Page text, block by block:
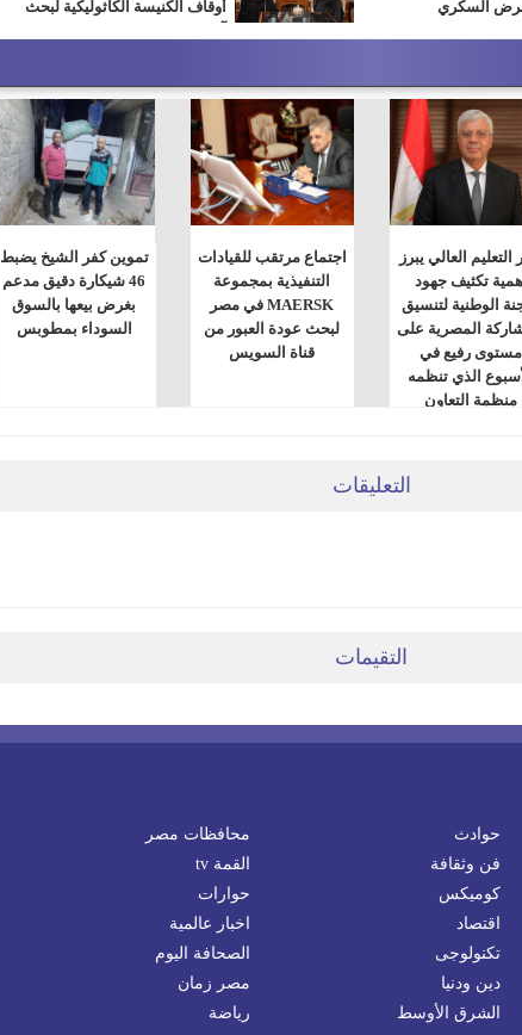
السكري
أوقاف الكنيسة الكاثوليكية لبحث
التعليم العالي يبرز
تكثيف جهود
الوطنية لتنسيق
المصرية على
مستوى رفيع في
الذي تنظمه
منظمة التعاون
اجتماع مرتقب للقيادات
التنفيذية بمجموعة
MAERSK في مصر
لبحث عودة العبور من
قناة السويس
تموين كفر الشيخ يضبط
46 شيكارة دقيق مدعم
بغرض بيعها بالسوق
السوداء بمطوبس
التعليقات
التقيمات
حوادث
محافظات مصر
فن وثقافة
القمة tv
كوميكس
حوارات
اقتصاد
اخبار عالمية
تكنولوجى
الصحافة اليوم
دين ودنيا
مصر زمان
الشرق الأوسط
رياضة